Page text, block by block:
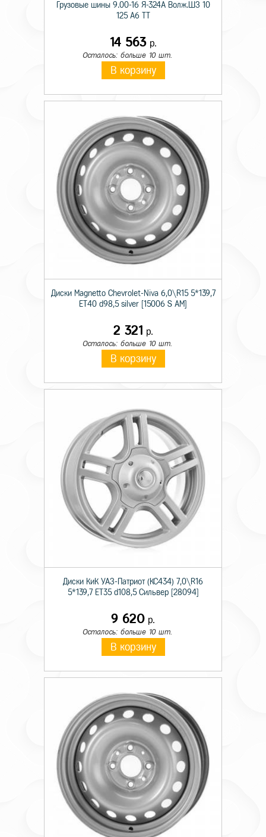
Грузовые шины 9.00-16 Я-324А Волж.ШЗ 10
125 A6 TT
14 563р.
Осталось: больше 10 шт.
В корзину
Диски Magnetto Chevrolet-Niva 6,0\R15 5*139,7
ET40 d98,5 silver [15006 S AM]
2 321 р.
Осталось: больше 10 шт.
В корзину
Диски КиК УАЗ-Патриот (КС434) 7,0\R16
5*139,7 ET35 d108,5 Сильвер [28094]
9 620 р.
Осталось: больше 10 шт.
В корзину